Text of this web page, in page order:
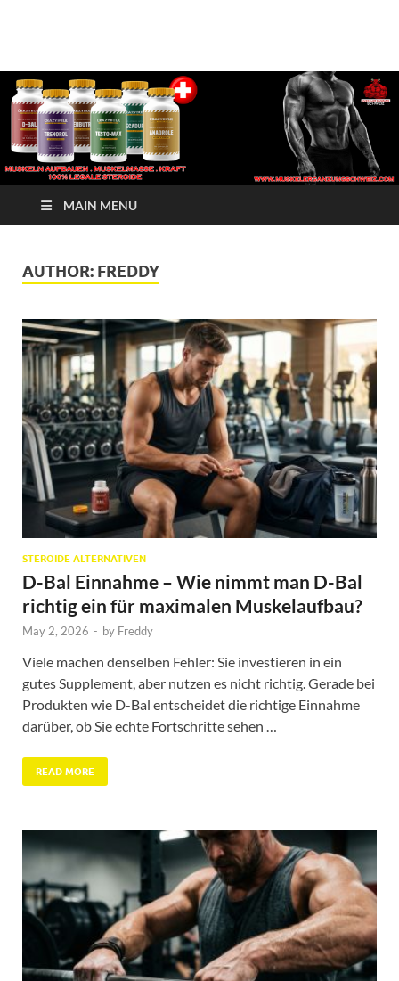
√ Crazy Bulk Schweiz –
Beste Legale Steroide
| Kaufen Jetzt
MAIN MENU
AUTHOR: FREDDY
STEROIDE ALTERNATIVEN
D-Bal Einnahme – Wie nimmt man D-Bal
richtig ein für maximalen Muskelaufbau?
May 2, 2026 - by Freddy
Viele machen denselben Fehler: Sie investieren in ein
gutes Supplement, aber nutzen es nicht richtig. Gerade bei
Produkten wie D-Bal entscheidet die richtige Einnahme
darüber, ob Sie echte Fortschritte sehen …
READ MORE